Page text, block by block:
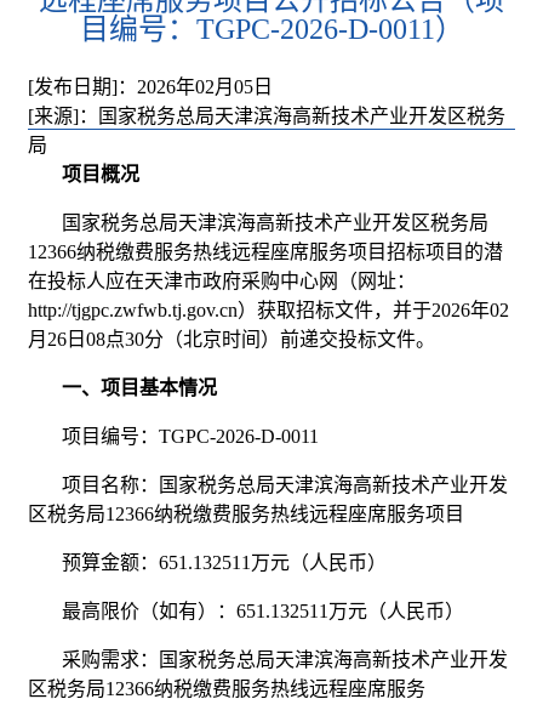
目编号：TGPC-2026-D-0011）
[发布日期]：2026年02月05日
[来源]：国家税务总局天津滨海高新技术产业开发区税务
局
项目概况
国家税务总局天津滨海高新技术产业开发区税务局
12366纳税缴费服务热线远程座席服务项目招标项目的潜
在投标人应在天津市政府采购中心网（网址：
http://tjgpc.zwfwb.tj.gov.cn）获取招标文件，并于2026年02
月26日08点30分（北京时间）前递交投标文件。
一、项目基本情况
项目编号：TGPC-2026-D-0011
项目名称：国家税务总局天津滨海高新技术产业开发
区税务局12366纳税缴费服务热线远程座席服务项目
预算金额：651.132511万元（人民币）
最高限价（如有）：651.132511万元（人民币）
采购需求：国家税务总局天津滨海高新技术产业开发
区税务局12366纳税缴费服务热线远程座席服务